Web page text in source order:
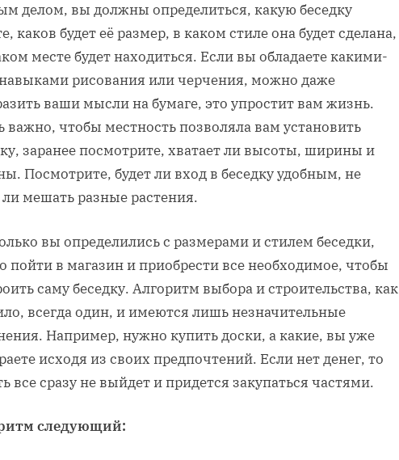
делом, вы должны определиться, какую беседку
каков будет её размер, в каком стиле она будет сделана,
месте будет находиться. Если вы обладаете какими-
рисования или черчения, можно даже
ваши мысли на бумаге, это упростит вам жизнь.
важно, чтобы местность позволяла вам установить
заранее посмотрите, хватает ли высоты, ширины и
Посмотрите, будет ли вход в беседку удобным, не
ли мешать разные растения.
вы определились с размерами и стилем беседки,
пойти в магазин и приобрести все необходимое, чтобы
саму беседку. Алгоритм выбора и строительства, как
всегда один, и имеются лишь незначительные
Например, нужно купить доски, а какие, вы уже
исходя из своих предпочтений. Если нет денег, то
все сразу не выйдет и придется закупаться частями.
следующий: